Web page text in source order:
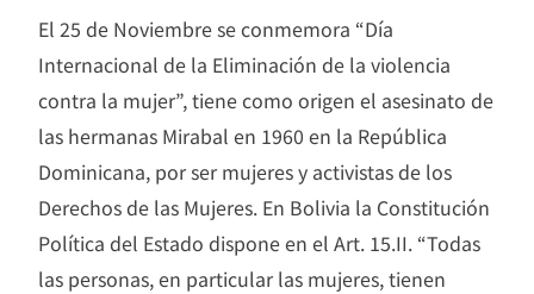
El 25 de Noviembre se conmemora “Día
Internacional de la Eliminación de la violencia
contra la mujer”, tiene como origen el asesinato de
las hermanas Mirabal en 1960 en la República
Dominicana, por ser mujeres y activistas de los
Derechos de las Mujeres. En Bolivia la Constitución
Política del Estado dispone en el Art. 15.II. “Todas
las personas, en particular las mujeres, tienen